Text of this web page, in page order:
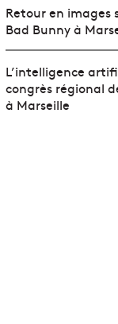
Retour en images
Bad Bunny à
L’intelligence
congrès régional
à Marseille